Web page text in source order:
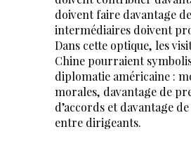
doivent faire davantage
intermédiaires doivent
Dans cette optique, les
Chine pourraient
diplomatie américaine :
morales, davantage de
d’accords et davantage
entre dirigeants.